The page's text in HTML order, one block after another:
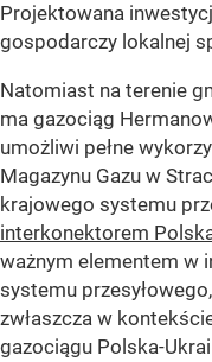
Projektowana
gospodarczy lokalnej
Natomiast na terenie
ma gazociąg
umożliwi pełne
Magazynu Gazu w
krajowego systemu
interkonektorem
ważnym elementem w
systemu
zwłaszcza w
gazociągu Polska-